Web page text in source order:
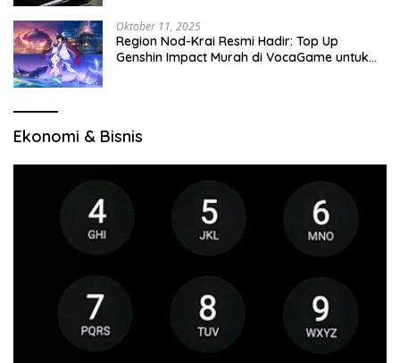
Oktober 11, 2025
Region Nod-Krai Resmi Hadir: Top Up
Genshin Impact Murah di VocaGame untuk
Ekonomi & Bisnis